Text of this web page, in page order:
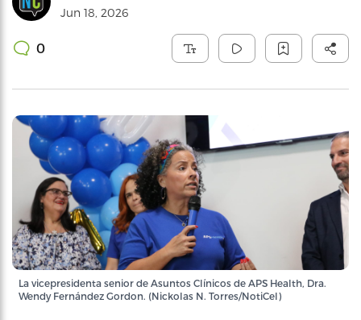
Jun 18, 2026
0
La vicepresidenta senior de Asuntos Clínicos de APS Health, Dra.
Wendy Fernández Gordon. (Nickolas N. Torres/NotiCel)